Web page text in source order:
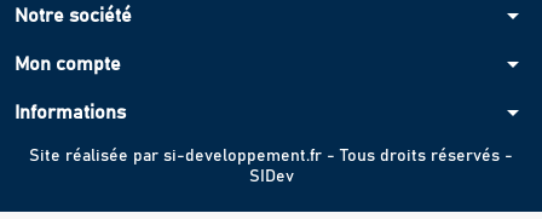
Notre société arrow_drop_down
Mon compte arrow_drop_down
Informations arrow_drop_down
Site réalisée par si-developpement.fr - Tous droits réservés -
SIDev